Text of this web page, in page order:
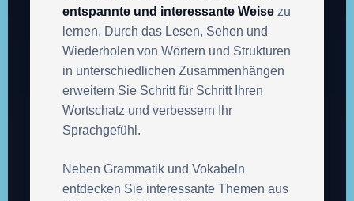
entspannte und interessante Weise zu
lernen. Durch das Lesen, Sehen und
Wiederholen von Wörtern und Strukturen
in unterschiedlichen Zusammenhängen
erweitern Sie Schritt für Schritt Ihren
Wortschatz und verbessern Ihr
Sprachgefühl.
Neben Grammatik und Vokabeln
entdecken Sie interessante Themen aus